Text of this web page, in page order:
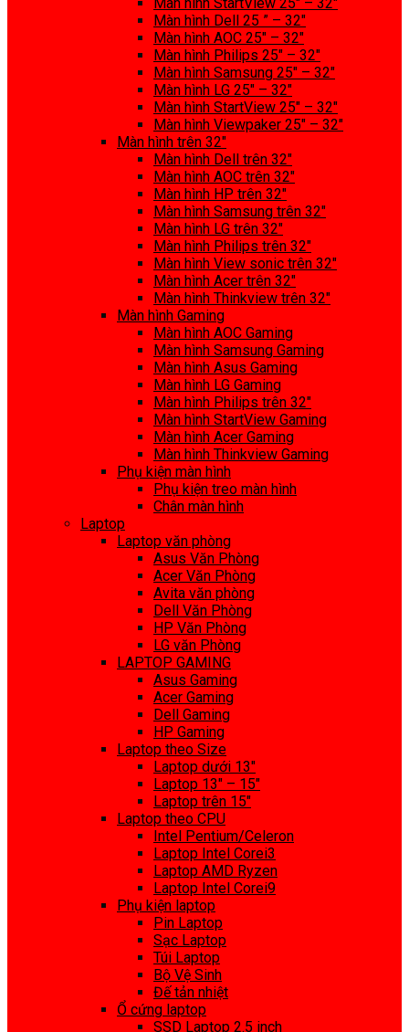
Màn hình Dell 25 ” – 32″
Màn hình AOC 25″ – 32″
Màn hình Philips 25″ – 32″
Màn hình Samsung 25″ – 32″
Màn hình LG 25″ – 32″
Màn hình StartView 25″ – 32″
Màn hình Viewpaker 25″ – 32″
Màn hình trên 32″
Màn hình Dell trên 32″
Màn hình AOC trên 32″
Màn hình HP trên 32″
Màn hình Samsung trên 32″
Màn hình LG trên 32″
Màn hình Philips trên 32″
Màn hình View sonic trên 32″
Màn hình Acer trên 32″
Màn hình Thinkview trên 32″
Màn hình Gaming
Màn hình AOC Gaming
Màn hình Samsung Gaming
Màn hình Asus Gaming
Màn hình LG Gaming
Màn hình Philips trên 32″
Màn hình StartView Gaming
Màn hình Acer Gaming
Màn hình Thinkview Gaming
Phụ kiện màn hình
Phụ kiện treo màn hình
Chân màn hình
Laptop
Laptop văn phòng
Asus Văn Phòng
Acer Văn Phòng
Avita văn phòng
Dell Văn Phòng
HP Văn Phòng
LG văn Phòng
LAPTOP GAMING
Asus Gaming
Acer Gaming
Dell Gaming
HP Gaming
Laptop theo Size
Laptop dưới 13″
Laptop 13″ – 15″
Laptop trên 15″
Laptop theo CPU
Intel Pentium/Celeron
Laptop Intel Corei3
Laptop AMD Ryzen
Laptop Intel Corei9
Phụ kiện laptop
Pin Laptop
Sạc Laptop
Túi Laptop
Bộ Vệ Sinh
Đế tản nhiệt
Ổ cứng laptop
SSD Laptop 2.5 inch